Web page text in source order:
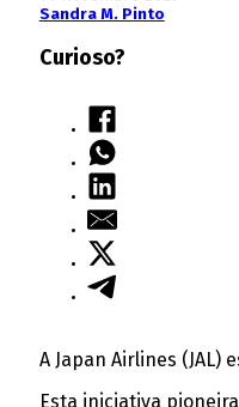
Sandra M. Pinto
Curioso?
A Japan Airlines
Esta iniciativa